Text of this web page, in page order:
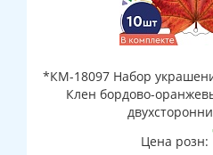
*КМ-18097 Набор
Клен бордово-
Цена розн: